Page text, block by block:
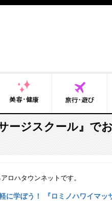
ージスクール』で
ロハタウンネットです。
に学ぼう！ 『ロミノハワイマッ